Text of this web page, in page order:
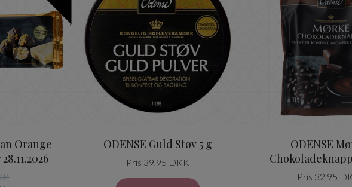
Orange
ODENSE Guld Støv 5 g
Pris 39,95 DKK
ODENSE
Pris 32,95